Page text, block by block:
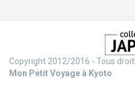
Copyright 2012/2016 - Tous
Mon Petit Voyage à Kyoto